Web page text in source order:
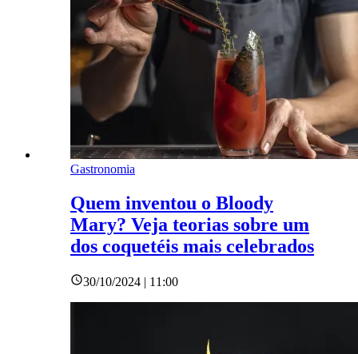
Gastronomia
Quem inventou o Bloody
Mary? Veja teorias sobre um
dos coquetéis mais celebrados
30/10/2024 | 11:00